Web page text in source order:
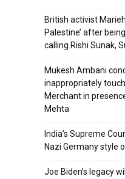
British activist
Palestine’ after
calling Rishi Sunak,
Mukesh Ambani
inappropriately
Merchant in
Mehta
India’s Supreme
Nazi Germany style
Joe Biden’s legacy